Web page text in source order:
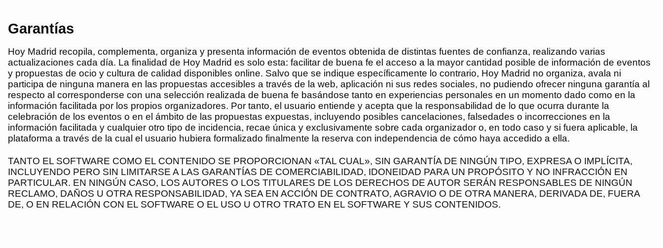
Garantías
Hoy Madrid recopila, complementa, organiza y presenta información de eventos obtenida de distintas fuentes de confianza, realizando varias
actualizaciones cada día. La finalidad de Hoy Madrid es solo esta: facilitar de buena fe el acceso a la mayor cantidad posible de información de eventos
y propuestas de ocio y cultura de calidad disponibles online. Salvo que se indique específicamente lo contrario, Hoy Madrid no organiza, avala ni
participa de ninguna manera en las propuestas accesibles a través de la web, aplicación ni sus redes sociales, no pudiendo ofrecer ninguna garantía al
respecto al corresponderse con una selección realizada de buena fe basándose tanto en experiencias personales en un momento dado como en la
información facilitada por los propios organizadores. Por tanto, el usuario entiende y acepta que la responsabilidad de lo que ocurra durante la
celebración de los eventos o en el ámbito de las propuestas expuestas, incluyendo posibles cancelaciones, falsedades o incorrecciones en la
información facilitada y cualquier otro tipo de incidencia, recae única y exclusivamente sobre cada organizador o, en todo caso y si fuera aplicable, la
plataforma a través de la cual el usuario hubiera formalizado finalmente la reserva con independencia de cómo haya accedido a ella.
TANTO EL SOFTWARE COMO EL CONTENIDO SE PROPORCIONAN «TAL CUAL», SIN GARANTÍA DE NINGÚN TIPO, EXPRESA O IMPLÍCITA,
INCLUYENDO PERO SIN LIMITARSE A LAS GARANTÍAS DE COMERCIABILIDAD, IDONEIDAD PARA UN PROPÓSITO Y NO INFRACCIÓN EN
PARTICULAR. EN NINGÚN CASO, LOS AUTORES O LOS TITULARES DE LOS DERECHOS DE AUTOR SERÁN RESPONSABLES DE NINGÚN
RECLAMO, DAÑOS U OTRA RESPONSABILIDAD, YA SEA EN ACCIÓN DE CONTRATO, AGRAVIO O DE OTRA MANERA, DERIVADA DE, FUERA
DE, O EN RELACIÓN CON EL SOFTWARE O EL USO U OTRO TRATO EN EL SOFTWARE Y SUS CONTENIDOS.